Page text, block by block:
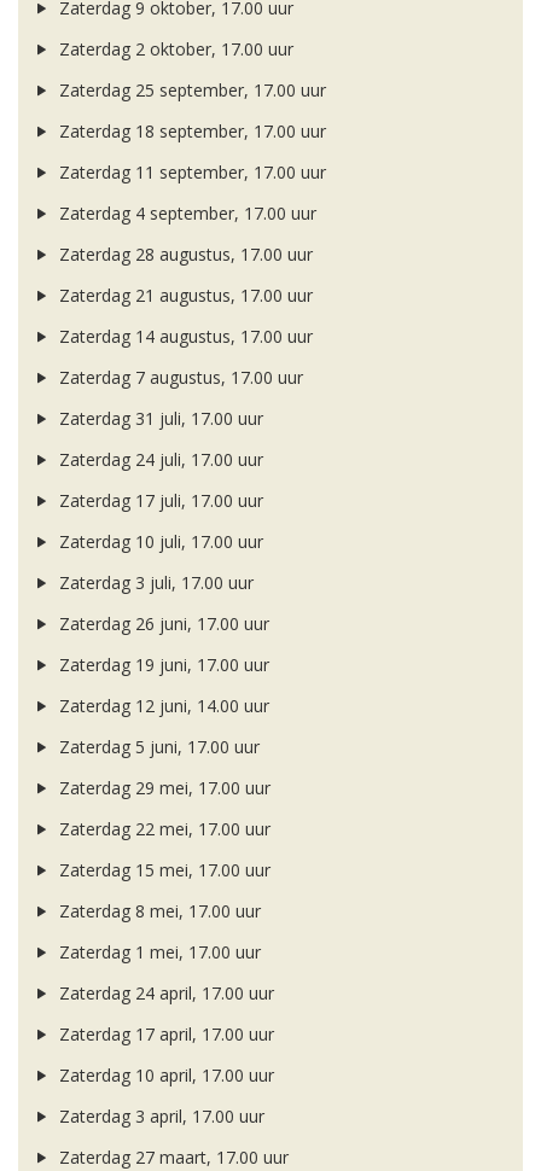
Zaterdag 9 oktober, 17.00 uur
Zaterdag 2 oktober, 17.00 uur
Zaterdag 25 september, 17.00 uur
Zaterdag 18 september, 17.00 uur
Zaterdag 11 september, 17.00 uur
Zaterdag 4 september, 17.00 uur
Zaterdag 28 augustus, 17.00 uur
Zaterdag 21 augustus, 17.00 uur
Zaterdag 14 augustus, 17.00 uur
Zaterdag 7 augustus, 17.00 uur
Zaterdag 31 juli, 17.00 uur
Zaterdag 24 juli, 17.00 uur
Zaterdag 17 juli, 17.00 uur
Zaterdag 10 juli, 17.00 uur
Zaterdag 3 juli, 17.00 uur
Zaterdag 26 juni, 17.00 uur
Zaterdag 19 juni, 17.00 uur
Zaterdag 12 juni, 14.00 uur
Zaterdag 5 juni, 17.00 uur
Zaterdag 29 mei, 17.00 uur
Zaterdag 22 mei, 17.00 uur
Zaterdag 15 mei, 17.00 uur
Zaterdag 8 mei, 17.00 uur
Zaterdag 1 mei, 17.00 uur
Zaterdag 24 april, 17.00 uur
Zaterdag 17 april, 17.00 uur
Zaterdag 10 april, 17.00 uur
Zaterdag 3 april, 17.00 uur
Zaterdag 27 maart, 17.00 uur